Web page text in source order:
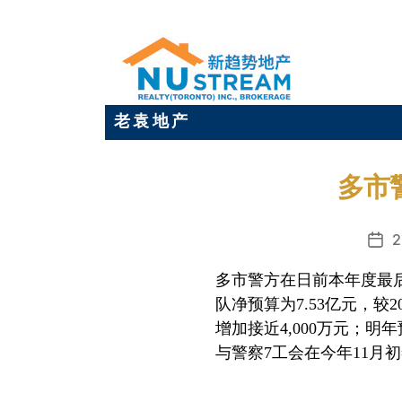
老 袁 地 产
多市
发
日
期
多市警方在日前本年度最
队净预算为7.53亿元，较
增加接近4,000万元；明
与警察7工会在今年11月